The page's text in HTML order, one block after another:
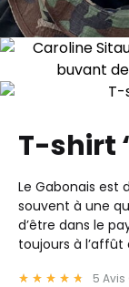
T-shirt
Le Gabonais est
souvent à une
d’être dans le
toujours à
5 Avis